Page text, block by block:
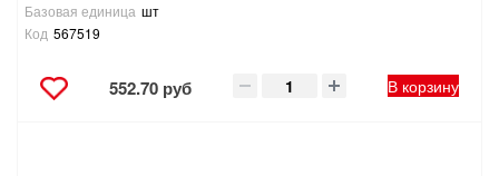
Базовая единица шт
Код 567519
552.70 руб В корзину